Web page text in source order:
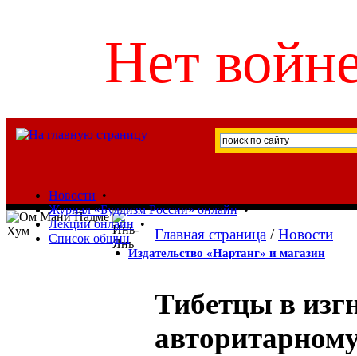
Новости •
Журнал «Буддизм России» онлайн•
Лекции онлайн •
Список общин
Издательство «Нартанг» и магазин
Нет
Главная страница / Новости
Тибетцы в